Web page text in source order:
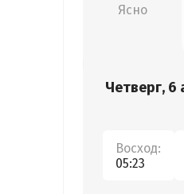
Ясно
Четверг, 6
Восход:
05:23